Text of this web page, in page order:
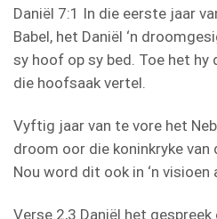
Daniël 7:1 In die eerste jaar
Babel, het Daniël ‘n
sy hoof op sy bed. Toe het hy
die hoofsaak vertel.
Vyftig jaar van te vore het
droom oor die koninkryke van
Nou word dit ook in ‘n visioen
Verse 2,3 Daniël het